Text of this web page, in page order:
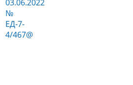
03.06.2022
№
ЕД-7-
4/467@